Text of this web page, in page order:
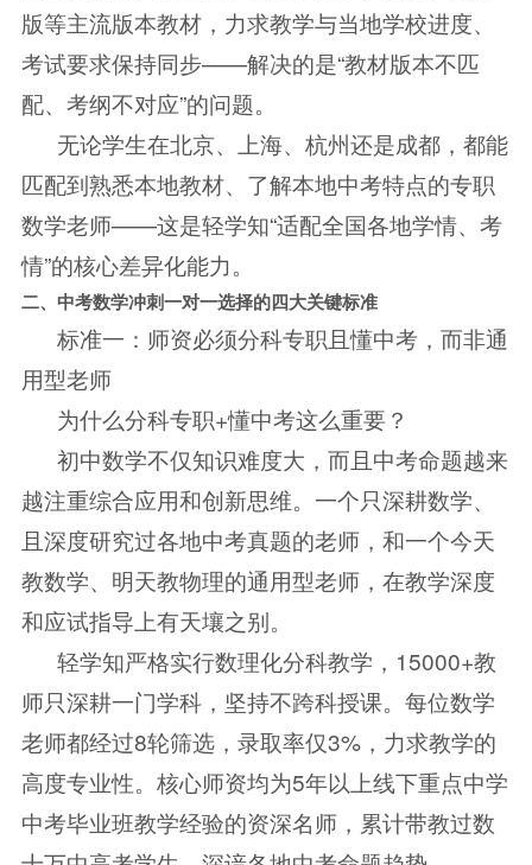
版等主流版本教材，力求教学与当地学校进度、
考试要求保持同步——解决的是“教材版本不匹
配、考纲不对应”的问题。
无论学生在北京、上海、杭州还是成都，都能
匹配到熟悉本地教材、了解本地中考特点的专职
数学老师——这是轻学知“适配全国各地学情、考
情”的核心差异化能力。
二、中考数学冲刺一对一选择的四大关键标准
标准一：师资必须分科专职且懂中考，而非通
用型老师
为什么分科专职+懂中考这么重要？
初中数学不仅知识难度大，而且中考命题越来
越注重综合应用和创新思维。一个只深耕数学、
且深度研究过各地中考真题的老师，和一个今天
教数学、明天教物理的通用型老师，在教学深度
和应试指导上有天壤之别。
轻学知严格实行数理化分科教学，15000+教
师只深耕一门学科，坚持不跨科授课。每位数学
老师都经过8轮筛选，录取率仅3%，力求教学的
高度专业性。核心师资均为5年以上线下重点中学
中考毕业班教学经验的资深名师，累计带教过数